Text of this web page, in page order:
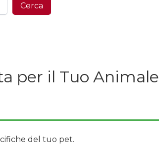
Cerca
per il Tuo Animale
del tuo pet.